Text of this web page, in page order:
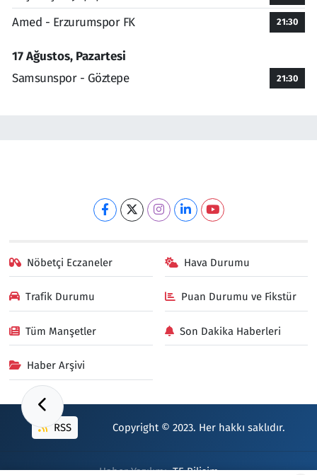
Amed - Erzurumspor FK 21:30
17 Ağustos, Pazartesi
Samsunspor - Göztepe
21:30
Nöbetçi Eczaneler Hava Durumu
Trafik Durumu Puan Durumu ve Fikstür
Tüm Manşetler Son Dakika Haberleri
Haber Arşivi
RSS Copyright © 2023. Her hakkı saklıdır.
Haber Yazılımı:TE Bilişim